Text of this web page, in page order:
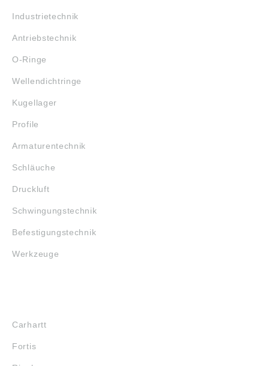
Industrietechnik
Antriebstechnik
O-Ringe
Wellendichtringe
Kugellager
Profile
Armaturentechnik
Schläuche
Druckluft
Schwingungstechnik
Befestigungstechnik
Werkzeuge
Carhartt
Fortis